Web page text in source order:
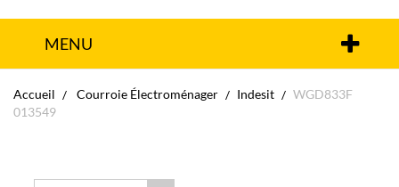
MENU
Accueil Courroie Électroménager Indesit
WGD833F
013549